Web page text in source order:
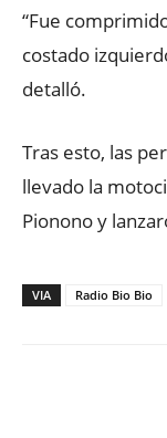
“Fue
costado
detalló.
Tras esto, las
llevado la
Pionono y
VIA Radio Bio Bio